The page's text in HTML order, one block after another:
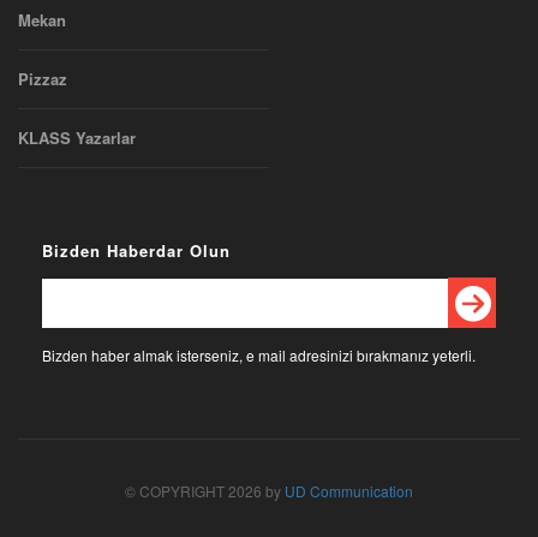
Mekan
Pizzaz
KLASS Yazarlar
Bizden Haberdar Olun
Bizden haber almak isterseniz, e mail adresinizi bırakmanız yeterli.
© COPYRIGHT 2026 by UD Communication